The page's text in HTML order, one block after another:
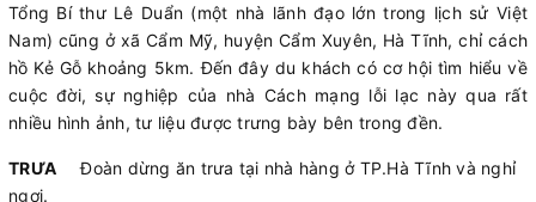
Tổng Bí thư Lê Duẩn (một nhà lãnh đạo lớn trong lịch sử Việt
Nam) cũng ở xã Cẩm Mỹ, huyện Cẩm Xuyên, Hà Tĩnh, chỉ cách
hồ Kẻ Gỗ khoảng 5km. Đến đây du khách có cơ hội tìm hiểu về
cuộc đời, sự nghiệp của nhà Cách mạng lỗi lạc này qua rất
nhiều hình ảnh, tư liệu được trưng bày bên trong đền.
TRƯA
Đoàn dừng ăn trưa tại nhà hàng ở TP.Hà Tĩnh và nghỉ
ngơi.